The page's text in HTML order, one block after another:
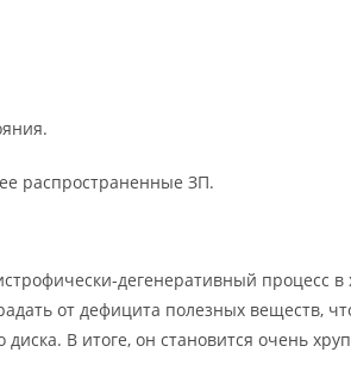
распространенные ЗП.
дегенеративный процесс
от дефицита полезных веществ,
В итоге, он становится очень